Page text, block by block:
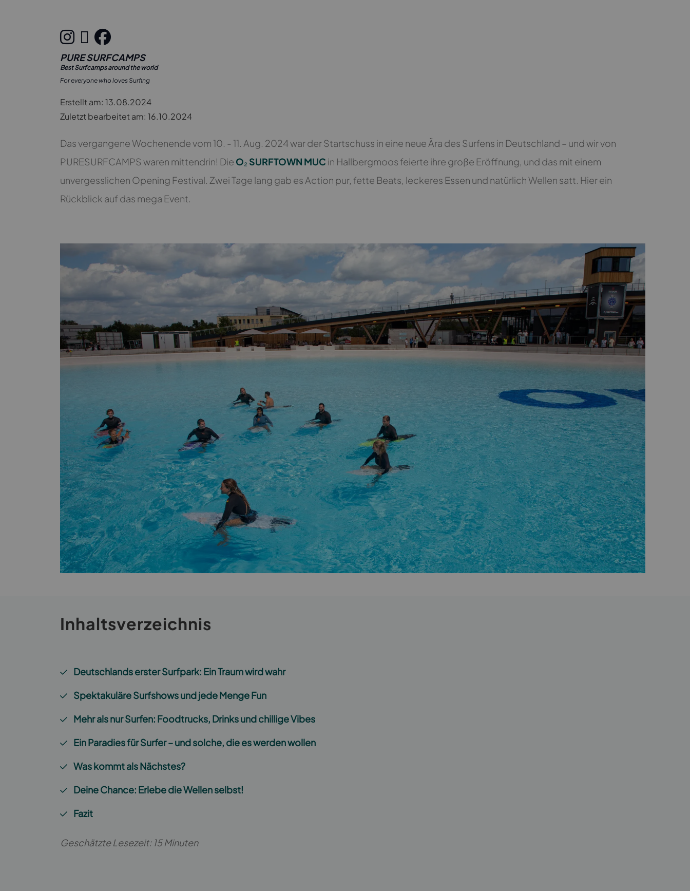
PURE SURFCAMPS
Best Surfcamps around the world
For everyone who loves Surfing
Erstellt am: 13.08.2024
Zuletzt bearbeitet am: 16.10.2024
Das vergangene Wochenende vom 10. - 11. Aug. 2024 war der Startschuss in eine neue Ära des Surfens in Deutschland – und wir von
PURESURFCAMPS waren mittendrin! Die O₂ SURFTOWN MUC in Hallbergmoos feierte ihre große Eröffnung, und das mit einem
unvergesslichen Opening Festival. Zwei Tage lang gab es Action pur, fette Beats, leckeres Essen und natürlich Wellen satt. Hier ein
Rückblick auf das mega Event.
Inhaltsverzeichnis
Deutschlands erster Surfpark: Ein Traum wird wahr
Spektakuläre Surfshows und jede Menge Fun
Mehr als nur Surfen: Foodtrucks, Drinks und chillige Vibes
Ein Paradies für Surfer – und solche, die es werden wollen
Was kommt als Nächstes?
Deine Chance: Erlebe die Wellen selbst!
Fazit
Geschätzte Lesezeit: 15 Minuten